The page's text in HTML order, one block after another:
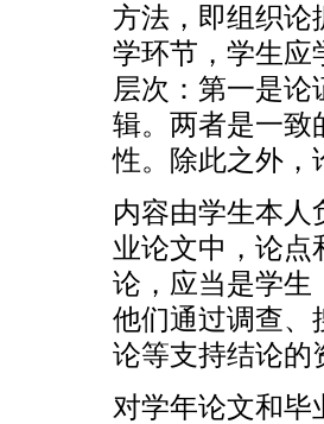
方法，即组织论
学环节，学生应
层次：第一是
辑。两者是一致
性。除此之外，
内容由学生本
业论文中，论点
论，应当是学生
他们通过调查、
论等支持结论的
对学年论文和毕